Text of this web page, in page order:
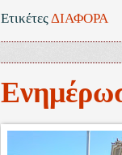
ΕτικέτεςΔΙΑΦΟΡΑ